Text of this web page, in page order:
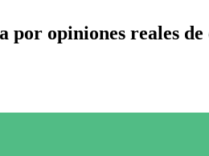
por opiniones reales de